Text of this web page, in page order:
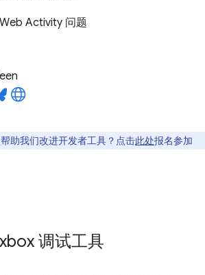
Activity 问题
帮助我们改进开发者工具？点击此处报名参加
调试工具